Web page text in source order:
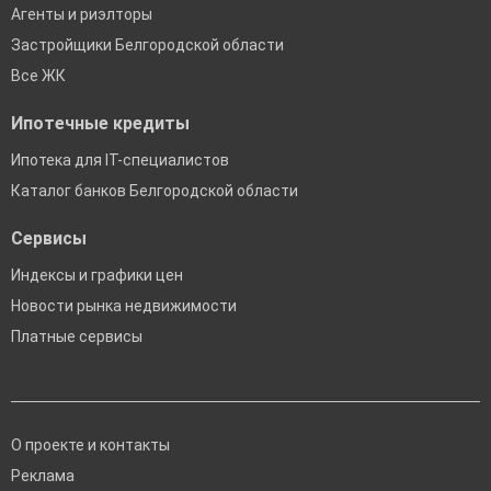
Агенты и риэлторы
Застройщики Белгородской области
Все ЖК
Ипотечные кредиты
Ипотека для IT-специалистов
Каталог банков Белгородской области
Сервисы
Индексы и графики цен
Новости рынка недвижимости
Платные сервисы
О проекте и контакты
Реклама